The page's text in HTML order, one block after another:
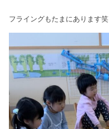
フライングもたまにあります笑